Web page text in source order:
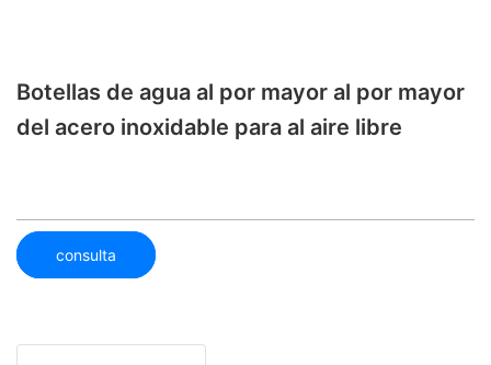
Botellas de agua al por mayor al por mayor
del acero inoxidable para al aire libre
consulta